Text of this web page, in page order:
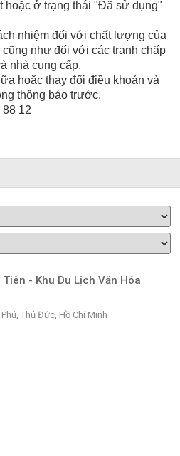
hoặc ở trạng thái "Đã sử dụng"
nhiệm đối với chất lượng của
như đối với các tranh chấp
nhà cung cấp.
hoặc thay đổi điều khoản và
thông báo trước.
88 12
- Khu Du Lịch Văn Hóa
Thủ Đức, Hồ Chí Minh